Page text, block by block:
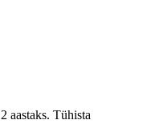
aastaks. Tühista